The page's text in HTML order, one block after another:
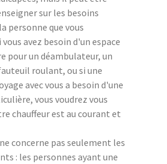
sur les besoins
personne que vous
avez besoin d'un espace
pour un déambulateur, un
roulant, ou si une
avec vous a besoin d'une
vous voudrez vous
chauffeur est au courant et
concerne pas seulement les
: les personnes ayant une